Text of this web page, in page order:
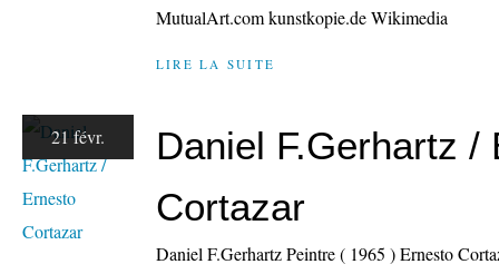
MutualArt.com kunstkopie.de Wikimedia
LIRE LA SUITE
21 févr.
Daniel F.Gerhartz /
Cortazar
Daniel F.Gerhartz Peintre ( 1965 ) Ernesto